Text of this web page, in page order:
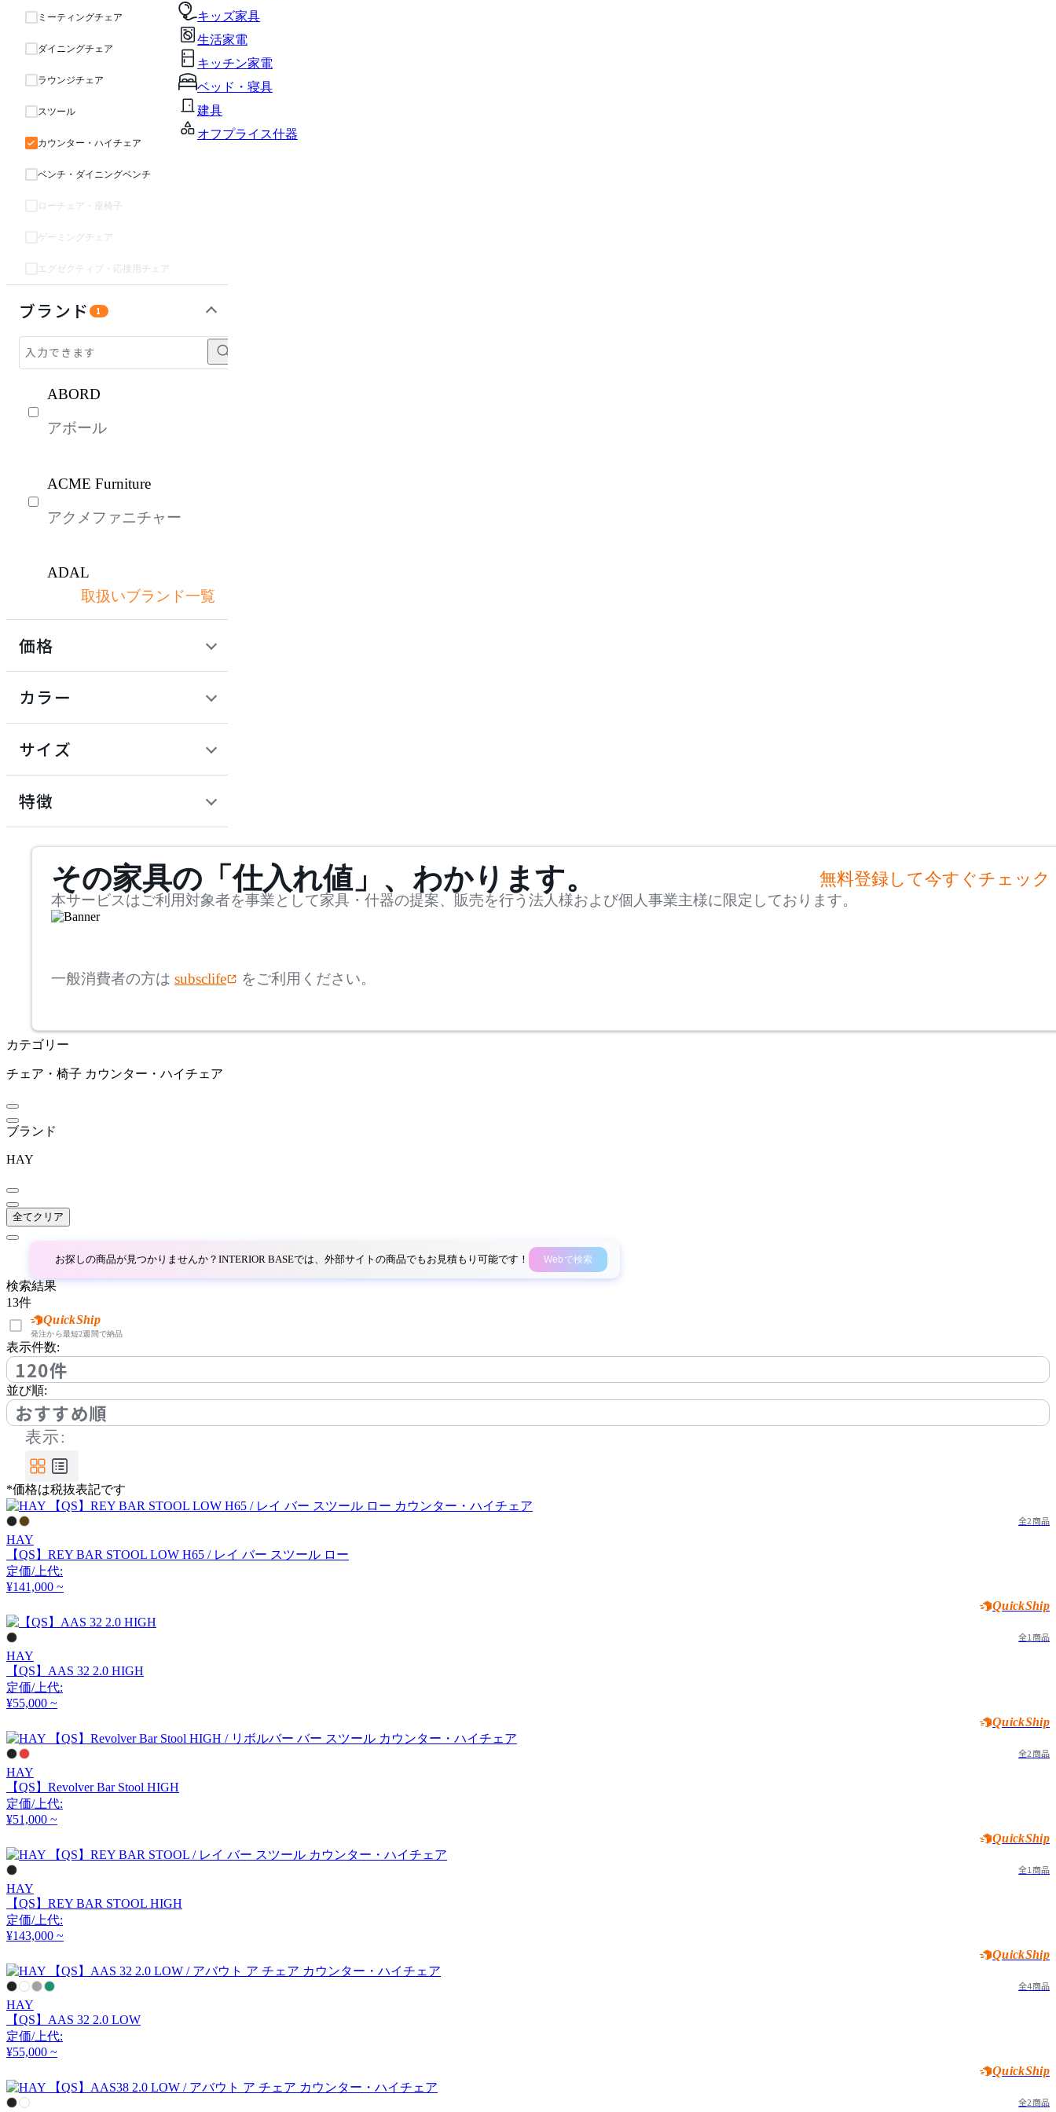
キッズ家具
生活家電
キッチン家電
ベッド・寝具
建具
オフプライス什器
ミーティングチェア
ダイニングチェア
ラウンジチェア
スツール
カウンター・ハイチェア
ベンチ・ダイニングベンチ
ローチェア・座椅子
ゲーミングチェア
エグゼクティブ・応接用チェア
ブランド 1
ABORD
アボール
ACME Furniture
アクメファニチャー
ADAL
アダル
アダルトータルインテリ
Andreu World
アリアケ
アルテック
アズマヤ
ベラコンテ
BoConcept
ボーコンセプト
bogaerts label
ボガーツ・ラベル
by interiors
バイインテリアズ
CHAISES NICOLLE
シェーズ・ニコル
コッコレ
COLOS
common furniture
コモンファニチャー
COMPLEX UNIVERSAL
FURNITURE SUPPLY
コンプレックスユニバー
サルファニチャーサプラ
イ
カンディハウス
CRUSH CRASH PROJECT
取扱いブランド一覧
価格
カラー
サイズ
mm
検索
~
~
座面高
検索
~
特徴
その家具の「仕入れ値」、わかります。 無料登録して今すぐチェック
本サービスはご利用対象者を事業として家具・什器の提案、販売を行う法人様および個人事業主様に限定しております。
一般消費者の方は subsclife をご利用ください。
カテゴリー
チェア・椅子 カウンター・ハイチェア
ブランド
HAY
全てクリア
お探しの商品が見つかりませんか？INTERIOR BASEでは、外部サイトの商品でもお見積もり可能です！ Webで検索
検索結果
13件
QuickShip
発注から最短2週間で納品
表示件数:
120件
並び順:
おすすめ順
表示:
*価格は税抜表記です
全2商品
HAY
【QS】REY BAR STOOL LOW H65 / レイ バー スツール ロー
定価/上代:
¥141,000 ~
QuickShip
全1商品
HAY
【QS】AAS 32 2.0 HIGH
定価/上代:
¥55,000 ~
QuickShip
全2商品
HAY
【QS】Revolver Bar Stool HIGH
定価/上代:
¥51,000 ~
QuickShip
全1商品
HAY
【QS】REY BAR STOOL HIGH
定価/上代:
¥143,000 ~
QuickShip
全4商品
HAY
【QS】AAS 32 2.0 LOW
定価/上代:
¥55,000 ~
QuickShip
全2商品